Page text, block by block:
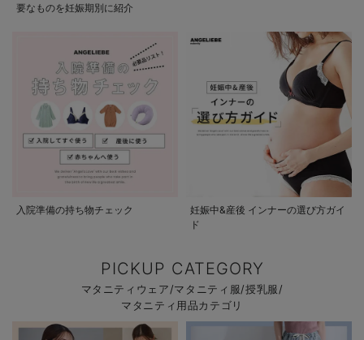
要なものを妊娠期別に紹介
入院準備の持ち物チェック
妊娠中&産後 インナーの選び方ガイ
ド
PICKUP CATEGORY
マタニティウェア/マタニティ服/授乳服/
マタニティ用品カテゴリ